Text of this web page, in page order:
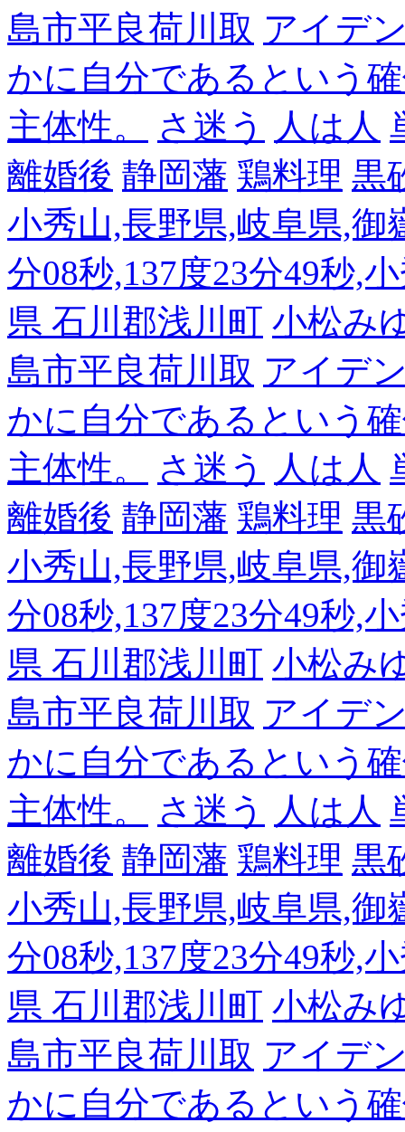
島市平良荷川取 アイデ
かに自分であるという
主体性。
さ迷う 人は人
離婚後 静岡藩 鶏料理 黒
小秀山,長野県,岐阜県,御
分08秒,137度23分49秒,
県 石川郡浅川町 小松み
島市平良荷川取 アイデ
かに自分であるという
主体性。
さ迷う 人は人
離婚後 静岡藩 鶏料理 黒
小秀山,長野県,岐阜県,御
分08秒,137度23分49秒,
県 石川郡浅川町 小松み
島市平良荷川取 アイデ
かに自分であるという
主体性。
さ迷う 人は人
離婚後 静岡藩 鶏料理 黒
小秀山,長野県,岐阜県,御
分08秒,137度23分49秒,
県 石川郡浅川町 小松み
島市平良荷川取 アイデ
かに自分であるという